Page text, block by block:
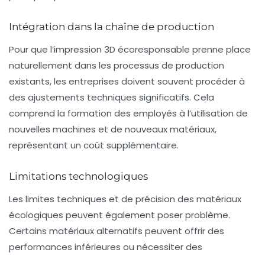
Intégration dans la chaîne de production
Pour que l’impression 3D écoresponsable prenne place
naturellement dans les processus de production
existants, les entreprises doivent souvent procéder à
des ajustements techniques significatifs. Cela
comprend la formation des employés à l’utilisation de
nouvelles machines et de nouveaux matériaux,
représentant un coût supplémentaire.
Limitations technologiques
Les limites techniques et de précision des matériaux
écologiques peuvent également poser problème.
Certains matériaux alternatifs peuvent offrir des
performances inférieures ou nécessiter des